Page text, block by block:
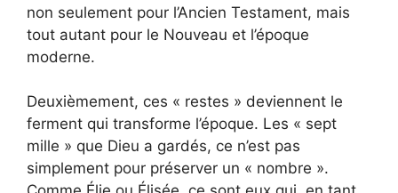
non seulement pour l’Ancien Testament, mais
tout autant pour le Nouveau et l’époque
moderne.
Deuxièmement, ces « restes » deviennent le
ferment qui transforme l’époque. Les « sept
mille » que Dieu a gardés, ce n’est pas
simplement pour préserver un « nombre ».